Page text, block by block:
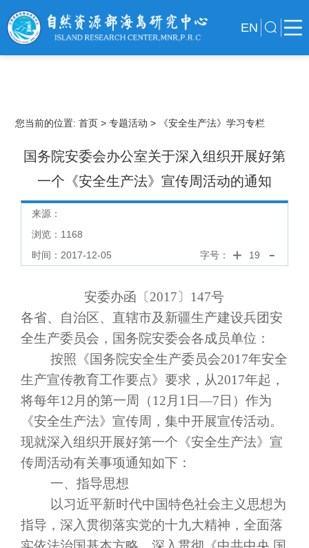
EN
您当前的位置: 首页> 专题活动 > 《安全生产法》学习专栏
国务院安委会办公室关于深入组织开展好第
一个《安全生产法》宣传周活动的通知
来源：
浏览： 1168
时间：2017-12-05
字号： 19
安委办函〔2017〕 147号
各省、自治区、直辖市及新疆生产建设兵团安
全生产委员会，国务院安委会各成员单位：
按照《国务院安全生产委员会2017年安全
生产宣传教育工作要点》要求，从2017年起，
将每年12 月的第一周（12 月 1 日—7日）作为
《安全生产法》宣传周，集中开展宣传活动。
现就深入组织开展好第一个《安全生产法》宣
传周活动有关事项通知如下：
一、指导思想
以习近平新时代中国特色社会主义思想为
指导，深入贯彻落实党的十九大精神，全面落